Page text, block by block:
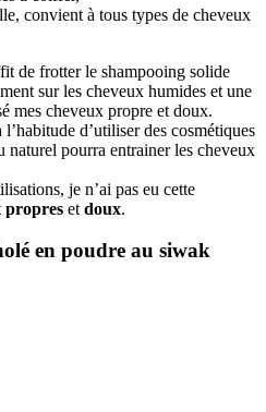
convient à tous types de cheveux
de frotter le shampooing solide
sur les cheveux humides et une
mes cheveux propre et doux.
d’utiliser des cosmétiques
naturel pourra entrainer les cheveux
je n’ai pas eu cette
propres et doux.
en poudre au siwak